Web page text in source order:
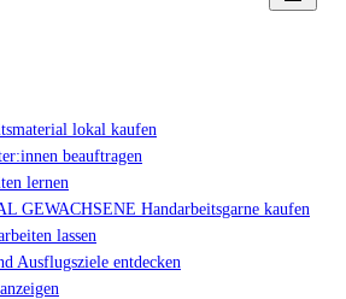
lokal kaufen
beauftragen
lernen
GEWACHSENE Handarbeitsgarne kaufen
lassen
Ausflugsziele entdecken